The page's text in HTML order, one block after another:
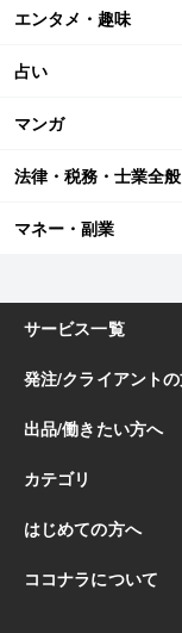
エンタメ・趣味
占い
マンガ
法律・税務・士業全般
マネー・副業